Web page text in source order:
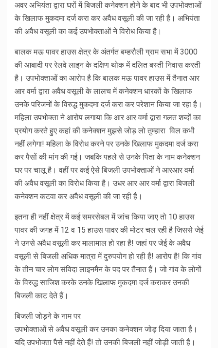
अवर अभियंता द्वारा घरों में बिजली कनेक्शन होने के बाद भी उपभोक्ताओं
के खिलाफ मुकदमा दर्ज करा कर अवैध वसूली की जा रही है। अभियंता
की अवैध वसूली का कई उपभोक्ताओं ने विरोध किया है।
बालक मऊ पावर हाउस क्षेत्र के अंतर्गत बम्हरौली ग्राम सभा में 3000
की आबादी पर रेलवे लाइन के दक्षिण थोक में दलित बस्ती निवास करती
है। उपभोक्ताओं का आरोप है कि बालक मऊ पावर हाउस में तैनात आर
आर वर्मा द्वारा अवैध वसूली के लालच में कनेक्शन धारकों के खिलाफ
उनके परिजनों के विरुद्ध मुकदमा दर्ज करा कर परेशान किया जा रहा है।
महिला उपभोक्ता ने आरोप लगाया कि आर आर वर्मा द्वारा गलत शब्दों का
प्रयोग करते हुए कहां की कनेक्शन मुझसे जोड़ लो तुम्हारा विल कभी
नहीं लगेगा! महिला के विरोध करने पर उनके खिलाफ मुकदमा दर्ज करा
कर पैसों की मांग की गई। जबकि पहले से उनके पिता के नाम कनेक्शन
घर पर चालू है। वहीं पर कई ऐसे बिजली उपभोक्ताओं ने आरआर वर्मा
की अवैध वसूली का विरोध किया है। उधर आर आर वर्मा द्वारा बिजली
कनेक्शन कटवा कर अवैध वसूली की जा रही है।
इतना ही नहीं क्षेत्र में कई समरसेबल में जांच किया जाए तो 10 हाउस
पावर की जगह में 12 व 15 हाउस पावर की मोटर चल रही है जिससे जेई
ने उनसे अवैध वसूली कर मालामाल हो रहा है! जहां पर जेई के अवैध
वसूली से बिजली अधिक मात्रा में दुरुपयोग हो रही है! आरोप है! कि गांव
के तीन चार लोग संविदा लाइनमैन के पद पर तैनात हैं। जो गांव के लोगों
के विरुद्ध साजिश करके उनके खिलाफ मुकदमा दर्ज कराकर उनकी
बिजली काट देते हैं।
बिजली जोड़ने के नाम पर
उपभोक्ताओं से अवैध वसूली कर उनका कनेक्शन जोड़ दिया जाता है।
यदि उपभोक्ता पैसे नहीं देते हैं! तो उनकी बिजली नहीं जोड़ी जाती है।